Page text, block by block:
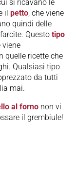
si ricavano le
ilpetto, che viene
quindi delle
Questotipo
viene
quelle ricette che
Qualsiasi tipo
da tutti
mai.
al forno non vi
il grembiule!